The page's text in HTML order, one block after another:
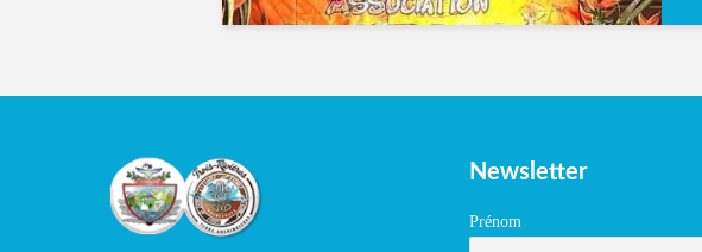
Newsletter
Prénom